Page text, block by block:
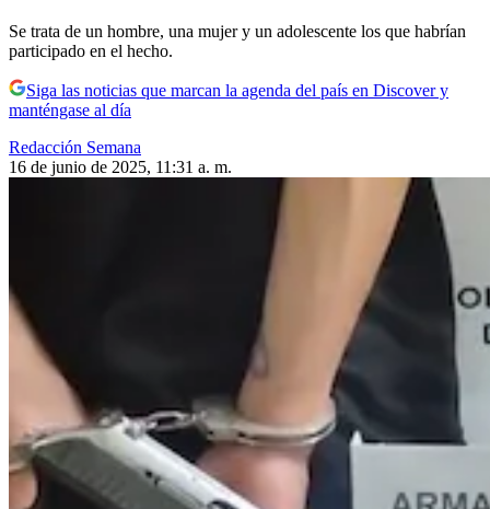
Se trata de un hombre, una mujer y un adolescente los que habrían
participado en el hecho.
Siga las noticias que marcan la agenda del país en Discover y
manténgase al día
Redacción Semana
16 de junio de 2025, 11:31 a. m.